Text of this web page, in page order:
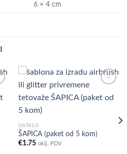
6 × 4 cm
OSTALO
ŠAPICA (paket od 5 kom)
€1.75 uklj. PDV